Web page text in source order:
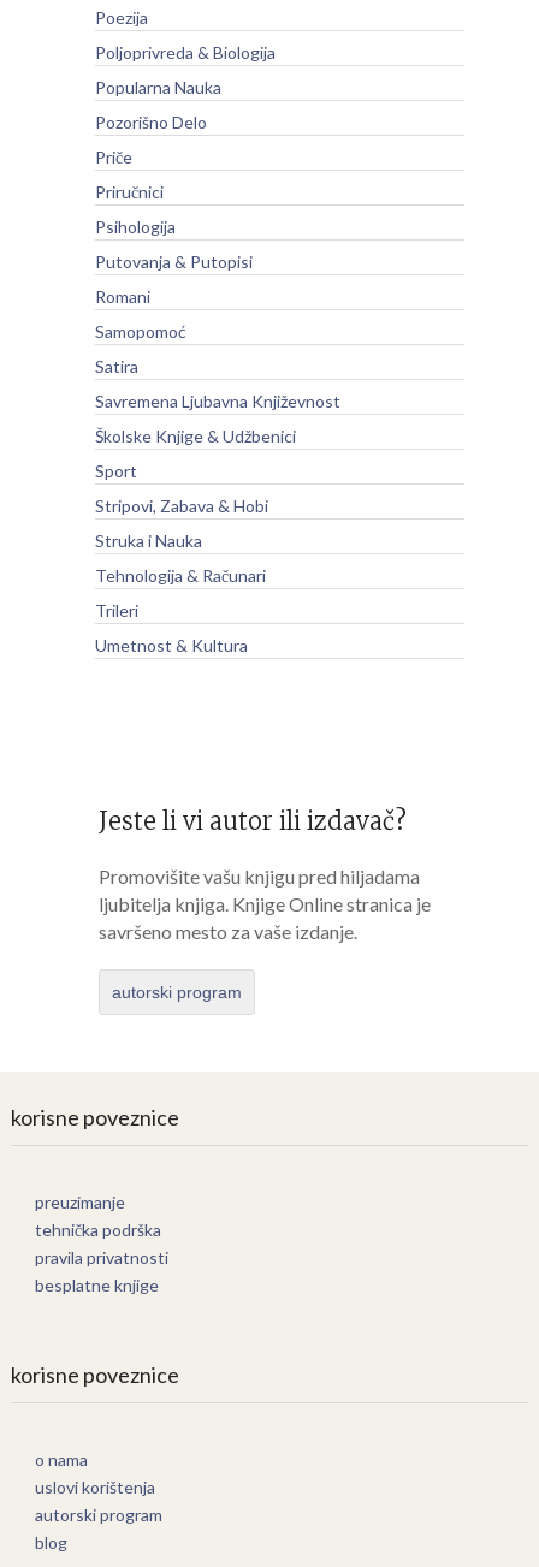
Poezija
Poljoprivreda & Biologija
Popularna Nauka
Pozorišno Delo
Priče
Priručnici
Psihologija
Putovanja & Putopisi
Romani
Samopomoć
Satira
Savremena Ljubavna Književnost
Školske Knjige & Udžbenici
Sport
Stripovi, Zabava & Hobi
Struka i Nauka
Tehnologija & Računari
Trileri
Umetnost & Kultura
Jeste li vi autor ili izdavač?
Promovišite vašu knjigu pred hiljadama
ljubitelja knjiga. Knjige Online stranica je
savršeno mesto za vaše izdanje.
autorski program
korisne poveznice
preuzimanje
tehnička podrška
pravila privatnosti
besplatne knjige
korisne poveznice
o nama
uslovi korištenja
autorski program
blog